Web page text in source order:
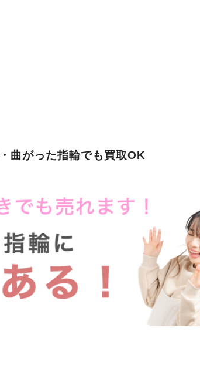
曲がった指輪でも買取OK